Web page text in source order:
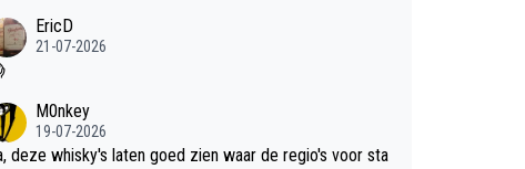
EricD
21-07-2026
M0nkey
19-07-2026
deze whisky's laten goed zien waar de regio's voor sta